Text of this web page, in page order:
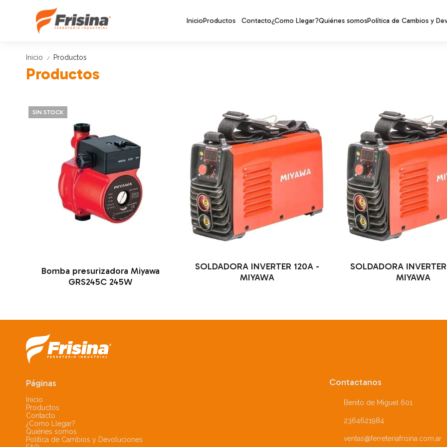
InicioProductos Contacto¿Como Llegar?Quiénes somosPolítica de Cambios y
Inicio / Productos
Productos
SIN STOCK
Bomba presurizadora Miyawa
GRS245C 245W
SOLDADORA INVERTER 120A -
MIYAWA
SOLDADORA
MIYAWA
Páginas
Inicio
Productos
Contacto
¿Como Llegar?
Quiénes somos
Política de Cambios y Devoluciones
Contactanos
Benito de Miguel 601
2364621984
ventas@ferreteriafrisina.com.ar